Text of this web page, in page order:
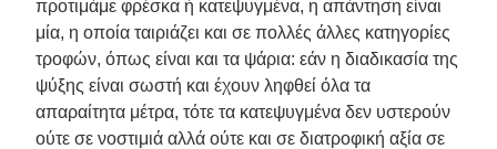
προτιμάμε φρέσκα ή κατεψυγμένα, η απάντηση είναι
μία, η οποία ταιριάζει και σε πολλές άλλες κατηγορίες
τροφών, όπως είναι και τα ψάρια: εάν η διαδικασία της
ψύξης είναι σωστή και έχουν ληφθεί όλα τα
απαραίτητα μέτρα, τότε τα κατεψυγμένα δεν υστερούν
ούτε σε νοστιμιά αλλά ούτε και σε διατροφική αξία σε